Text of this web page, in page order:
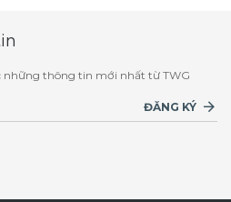
thông tin mới nhất từ TWG
ĐĂNG KÝ